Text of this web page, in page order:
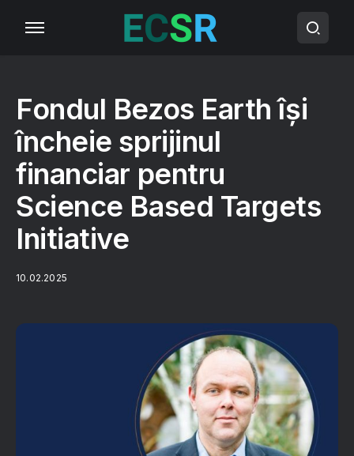
Fondul Bezos Earth își
încheie sprijinul
financiar pentru
Science Based Targets
Initiative
10.02.2025